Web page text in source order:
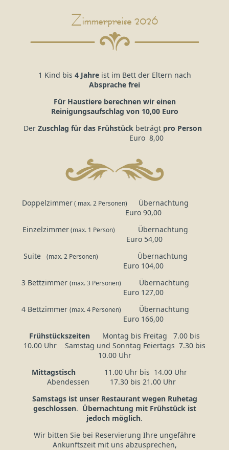
Zimmerpreise 2026
1 Kind bis 4 Jahreist im Bett der Eltern nach
Absprache frei
Für Haustiere berechnen wir einen
Reinigungsaufschlag von 10,00 Euro
Der Zuschlag für das Frühstück beträgt pro Person
Euro 8,00
Doppelzimmer( max. 2 Personen)
Übernachtung
Euro 90,00
Einzelzimmer(max. 1 Person)
Übernachtung
Euro 54,00
Suite
(max. 2 Personen)
Übernachtung
Euro 104,00
3 Bettzimmer (max. 3 Personen)
Übernachtung
Euro 127,00
4 Bettzimmer (max. 4 Personen)
Übernachtung
Euro 166,00
Frühstückszeiten
Montag bis Freitag 7.00 bis
10.00 Uhr Samstag und Sonntag Feiertags 7.30 bis
10.00 Uhr
Mittagstisch 11.00 Uhr bis 14.00 Uhr
Abendessen 17.30 bis 21.00 Uhr
Samstags ist unser Restaurant wegen Ruhetag
geschlossen. Übernachtung mit Frühstück ist
jedoch möglich.
Wir bitten Sie bei Reservierung Ihre ungefähre
Ankunftszeit mit uns abzusprechen,